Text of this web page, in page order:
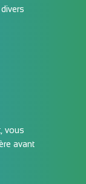
vous
avant